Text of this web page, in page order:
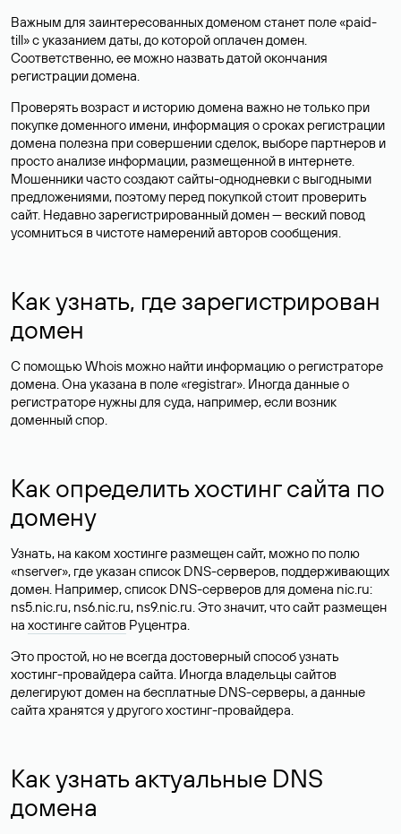
Важным для заинтересованных доменом станет поле «paid-
till» с указанием даты, до которой оплачен домен.
Соответственно, ее можно назвать датой окончания
регистрации домена.
Проверять возраст и историю домена важно не только при
покупке доменного имени, информация о сроках регистрации
домена полезна при совершении сделок, выборе партнеров и
просто анализе информации, размещенной в интернете.
Мошенники часто создают сайты-однодневки с выгодными
предложениями, поэтому перед покупкой стоит проверить
сайт. Недавно зарегистрированный домен — веский повод
усомниться в чистоте намерений авторов сообщения.
Как узнать, где зарегистрирован
домен
С помощью Whois можно найти информацию о регистраторе
домена. Она указана в поле «registrar». Иногда данные о
регистраторе нужны для суда, например, если возник
доменный спор.
Как определить хостинг сайта по
домену
Узнать, на каком хостинге размещен сайт, можно по полю
«nserver», где указан список DNS-серверов, поддерживающих
домен. Например, список DNS-серверов для домена nic.ru:
ns5.nic.ru, ns6.nic.ru, ns9.nic.ru. Это значит, что сайт размещен
на хостинге сайтов Руцентра.
Это простой, но не всегда достоверный способ узнать
хостинг-провайдера сайта. Иногда владельцы сайтов
делегируют домен на бесплатные DNS-серверы, а данные
сайта хранятся у другого хостинг-провайдера.
Как узнать актуальные DNS
домена